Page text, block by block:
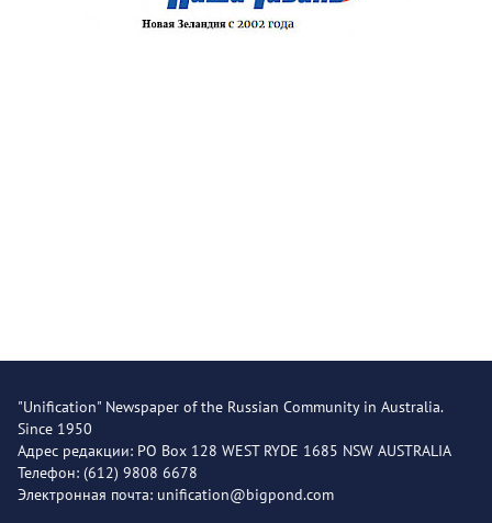
"Unification" Newspaper of the Russian Community in Australia.
Since 1950
Адрес редакции: PO Box 128 WEST RYDE 1685 NSW AUSTRALIA
Телефон: (612) 9808 6678
Электронная почта: unification@bigpond.com